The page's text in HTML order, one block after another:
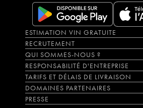
ESTIMATION VIN GRATUITE
RECRUTEMENT
QUI SOMMES-NOUS ?
RESPONSABILITÉ D'ENTREPRISE
TARIFS ET DÉLAIS DE LIVRAISON
DOMAINES PARTENAIRES
PRESSE